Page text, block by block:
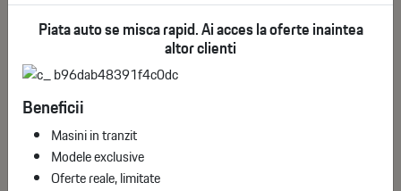
Piata auto se misca rapid. Ai acces la oferte inaintea
altor clienti
Beneficii
Masini in tranzit
Modele exclusive
Oferte reale, limitate